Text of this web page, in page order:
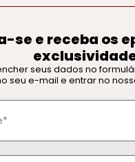
se e receba os
seus dados no
seu e-mail e entrar no